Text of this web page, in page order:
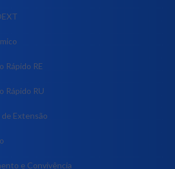
Rápido RE
Rápido RU
Extensão
e Convivência